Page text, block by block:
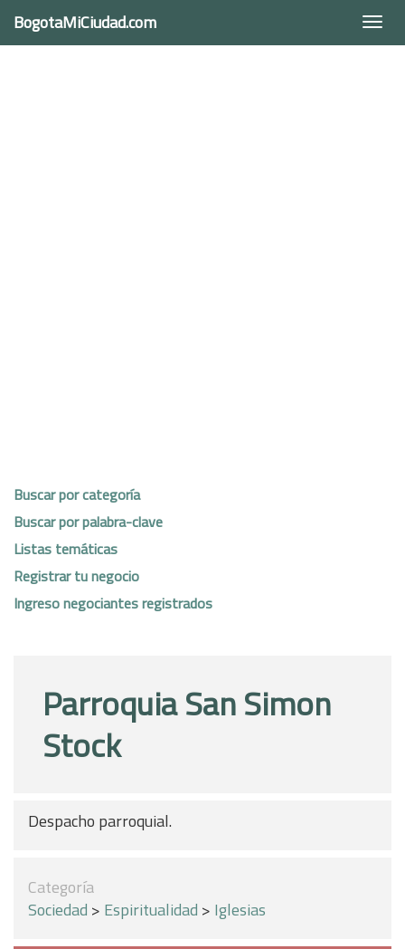
BogotaMiCiudad.com
Buscar por categoría
Buscar por palabra-clave
Listas temáticas
Registrar tu negocio
Ingreso negociantes registrados
Parroquia San Simon
Stock
Despacho parroquial.
Categoría
Sociedad > Espiritualidad > Iglesias